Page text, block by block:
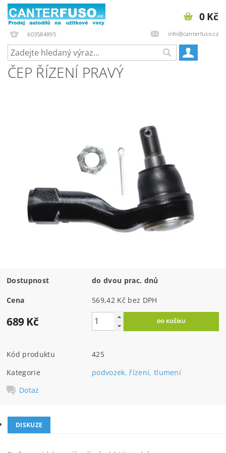
603584895 info@canterfuso.cz
0 Kč
ČEP ŘÍZENÍ PRAVÝ
Dostupnost do dvou prac. dnů
Cena 569,42 Kč bez DPH
689 Kč
Kód produktu
425
Kategorie
podvozek, řízení, tlumení
Dotaz
DISKUZE